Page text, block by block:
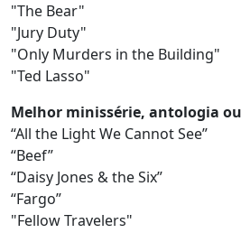
"The Bear"
"Jury Duty"
"Only Murders in the Building"
"Ted Lasso"
Melhor minissérie, antologia
“All the Light We Cannot See”
“Beef”
“Daisy Jones & the Six”
“Fargo”
"Fellow Travelers"